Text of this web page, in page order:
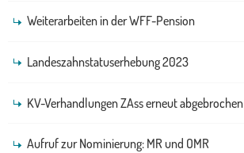
Weiterarbeiten in der WFF-Pension
Landeszahnstatuserhebung 2023
KV-Verhandlungen ZAss erneut abgebrochen
Aufruf zur Nominierung: MR und OMR